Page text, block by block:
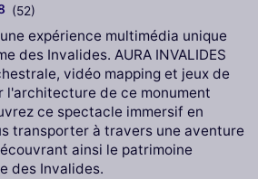
(52)
expérience multimédia unique
des Invalides. AURA INVALIDES
vidéo mapping et jeux de
l'architecture de ce monument
ce spectacle immersif en
transporter à travers une aventure
ainsi le patrimoine
des Invalides.